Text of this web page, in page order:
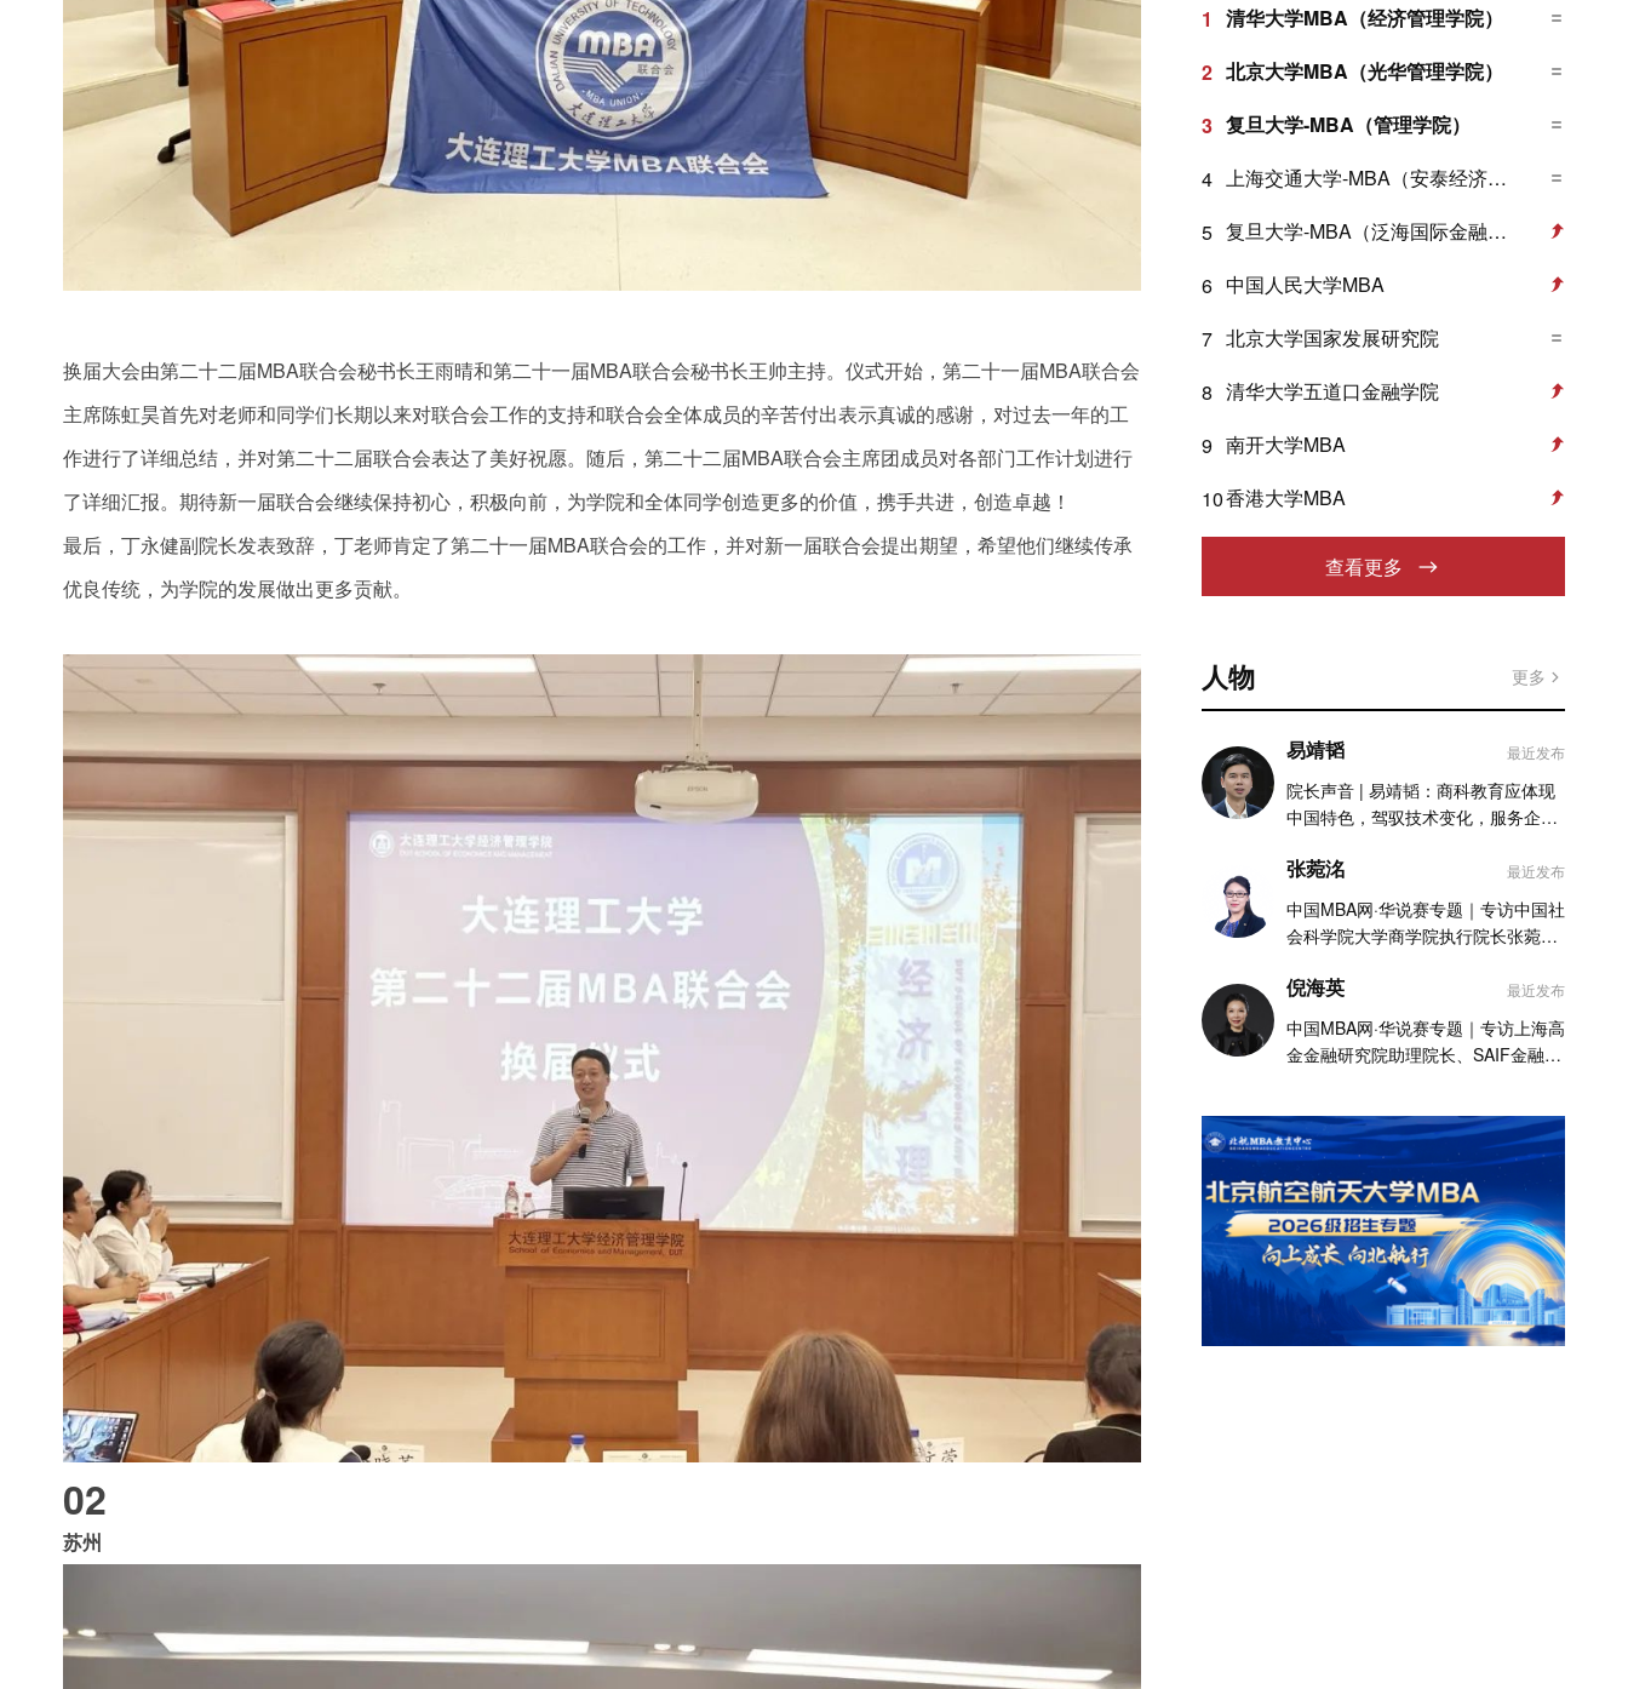
换届大会由第二十二届MBA联合会秘书长王雨晴和第二十一届MBA联合会秘书长王帅主持。仪式开始，第二十一届MBA联合会
主席陈虹昊首先对老师和同学们长期以来对联合会工作的支持和联合会全体成员的辛苦付出表示真诚的感谢，对过去一年的工
作进行了详细总结，并对第二十二届联合会表达了美好祝愿。随后，第二十二届MBA联合会主席团成员对各部门工作计划进行
了详细汇报。期待新一届联合会继续保持初心，积极向前，为学院和全体同学创造更多的价值，携手共进，创造卓越！
最后，丁永健副院长发表致辞，丁老师肯定了第二十一届MBA联合会的工作，并对新一届联合会提出期望，希望他们继续传承
优良传统，为学院的发展做出更多贡献。
02
苏州
1
清华大学MBA（经济管理学院）
2 北京大学MBA（光华管理学院）
3 复旦大学-MBA（管理学院）
4
上海交通大学-MBA（安泰经济与管理学院）
5
复旦大学-MBA（泛海国际金融学院）
6 中国人民大学MBA
7 北京大学国家发展研究院
8 清华大学五道口金融学院
9 南开大学MBA
10香港大学MBA
查看更多
人物 更多
易靖韬 最近发布
院长声音 | 易靖韬：商科教育应体现
中国特色，驾驭技术变化，服务企业
张菀洺 最近发布
中国MBA网·华说赛专题｜专访中国社
会科学院大学商学院执行院长张菀洺
倪海英 最近发布
中国MBA网·华说赛专题｜专访上海高
金金融研究院助理院长、SAIF金融